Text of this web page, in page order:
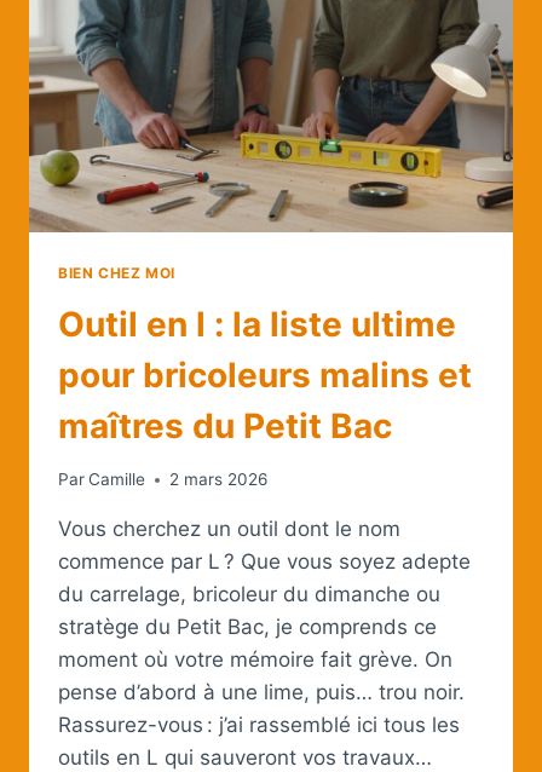
BRICOLEURS,
CRÉATIFS
ET
AMATEURS
DU
PETIT
BAC
BIEN CHEZ MOI
Outil en l : la liste ultime
pour bricoleurs malins et
maîtres du Petit Bac
ParCamille 2 mars 2026
Vous cherchez un outil dont le nom
commence par L ? Que vous soyez adepte
du carrelage, bricoleur du dimanche ou
stratège du Petit Bac, je comprends ce
moment où votre mémoire fait grève. On
pense d’abord à une lime, puis… trou noir.
Rassurez-vous : j’ai rassemblé ici tous les
outils en L qui sauveront vos travaux…